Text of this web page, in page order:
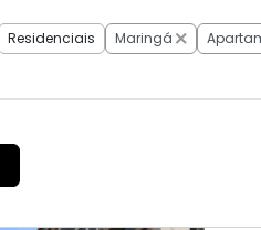
Residenciais Maringá